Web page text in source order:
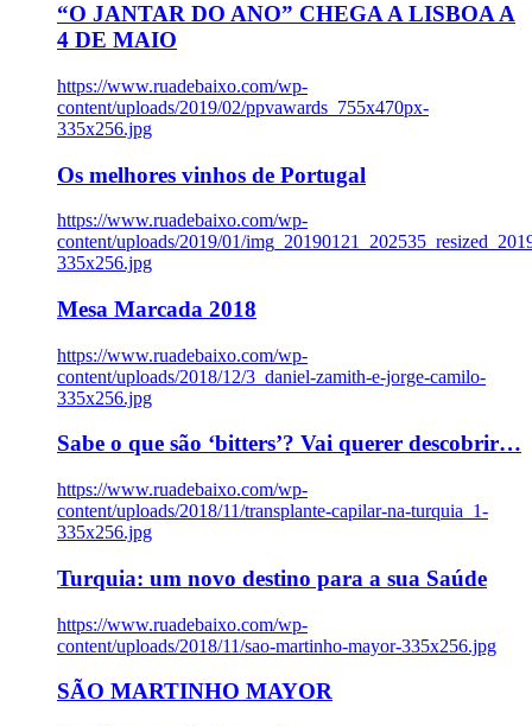
“O JANTAR DO ANO” CHEGA A LISBOA A
4 DE MAIO
https://www.ruadebaixo.com/wp-
content/uploads/2019/02/ppvawards_755x470px-
335x256.jpg
Os melhores vinhos de Portugal
https://www.ruadebaixo.com/wp-
content/uploads/2019/01/
335x256.jpg
Mesa Marcada 2018
https://www.ruadebaixo.com/wp-
content/uploads/2018/12/3_daniel-zamith-e-jorge-camilo-
335x256.jpg
Sabe o que são ‘bitters’? Vai querer descobrir…
https://www.ruadebaixo.com/wp-
content/uploads/2018/11/transplante-capilar-na-turquia_1-
335x256.jpg
Turquia: um novo destino para a sua Saúde
https://www.ruadebaixo.com/wp-
content/uploads/2018/11/sao-martinho-mayor-335x256.jpg
SÃO MARTINHO MAYOR